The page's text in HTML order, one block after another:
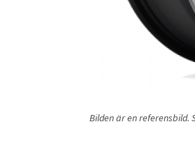
Bilden är en referensbild.